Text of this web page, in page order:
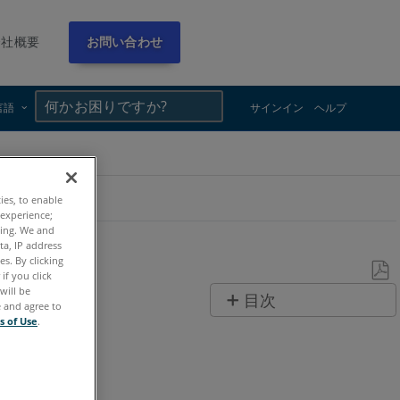
概要 お問い合わせ
語 サインイン ヘルプ
と
目次
to enable
We and
IP address
By clicking
if you click
be
and agree to
of Use.